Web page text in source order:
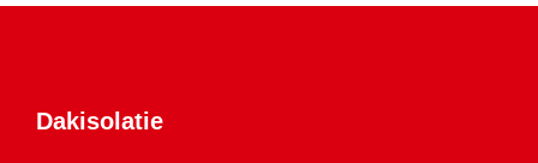
Dakisolatie